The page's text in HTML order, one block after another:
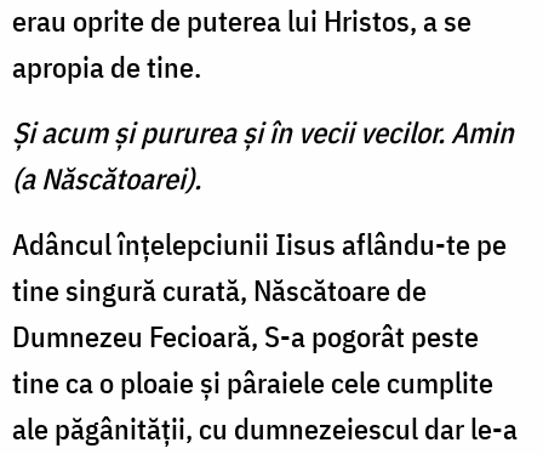
erau oprite de puterea lui Hristos, a se
apropia de tine.
Şi acum şi pururea şi în vecii vecilor. Amin
(a Născătoarei).
Adâncul înţelepciunii Iisus aflându-te pe
tine singură curată, Născătoare de
Dumnezeu Fecioară, S-a pogorât peste
tine ca o ploaie şi pâraiele cele cumplite
ale păgânităţii, cu dumnezeiescul dar le-a